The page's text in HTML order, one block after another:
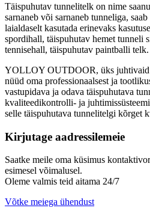
Täispuhutav tunnelitelk on nime
sarnaneb või sarnaneb tunneliga,
laialdaselt kasutada erinevaks
spordihall, täispuhutav hemet tunneli
tennisehall, täispuhutav paintballi telk.
YOLLOY OUTDOOR, üks juhtivaid
nüüd oma professionaalsest ja
vastupidava ja odava täispuhutava
kvaliteedikontrolli- ja
selle täispuhutava tunnelitelgi kõrget
Kirjutage aadressilemeie
Saatke meile oma küsimus
esimesel võimalusel.
Oleme valmis teid aitama 24/7
Võtke meiega ühendust